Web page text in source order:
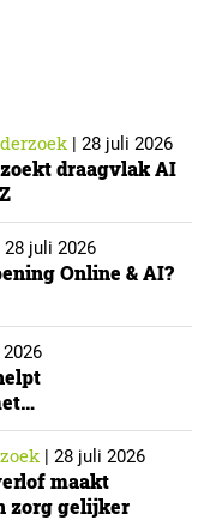
| 28 juli 2026
draagvlak AI
28 juli 2026
Online & AI?
| 28 juli 2026
maakt
zorg gelijker